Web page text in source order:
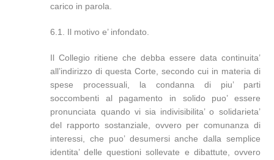
carico in parola.
6.1. Il motivo e’ infondato.
Il Collegio ritiene che debba essere data continuita’
all’indirizzo di questa Corte, secondo cui in materia di
spese processuali, la condanna di piu’ parti
soccombenti al pagamento in solido puo’ essere
pronunciata quando vi sia indivisibilita’ o solidarieta’
del rapporto sostanziale, ovvero per comunanza di
interessi, che puo’ desumersi anche dalla semplice
identita’ delle questioni sollevate e dibattute, ovvero